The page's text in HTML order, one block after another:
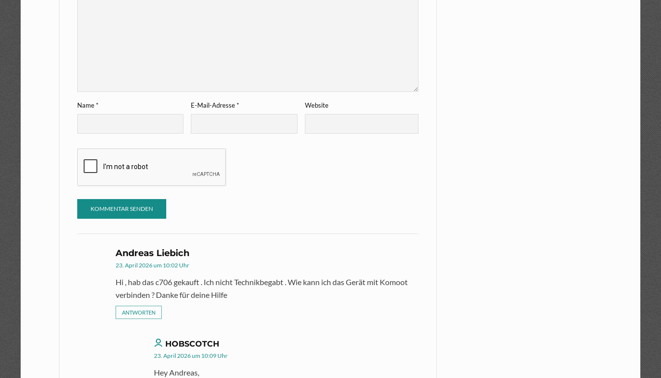
Name* E-Mail-Adresse* Website
Andreas Liebich
23. April 2026 um 10:02 Uhr
Hi , hab das c706 gekauft . Ich nicht Technikbegabt . Wie kann ich das Gerät mit Komoot
verbinden ? Danke für deine Hilfe
ANTWORTEN
HOBSCOTCH
23. April 2026 um 10:09 Uhr
Hey Andreas,